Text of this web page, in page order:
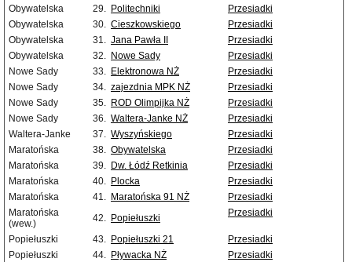
Obywatelska 29. Politechniki
Przesiadki
Obywatelska
30. Cieszkowskiego
Przesiadki
Obywatelska
31. Jana Pawła II
Przesiadki
Obywatelska
32. Nowe Sady
Przesiadki
Nowe Sady
33. Elektronowa NŻ
Przesiadki
Nowe Sady
34. zajezdnia MPK NŻ
Przesiadki
Nowe Sady
35. ROD Olimpijka NŻ
Przesiadki
Nowe Sady
36. Waltera-Janke NŻ
Przesiadki
Waltera-Janke
37. Wyszyńskiego
Przesiadki
Maratońska
38. Obywatelska
Przesiadki
Maratońska
39. Dw. Łódź Retkinia
Przesiadki
Maratońska
40. Plocka
Przesiadki
Maratońska
41. Maratońska 91 NŻ
Przesiadki
Maratońska
(wew.)
42. Popiełuszki Przesiadki
Popiełuszki 43. Popiełuszki 21
Przesiadki
Popiełuszki
44. Pływacka NŻ
Przesiadki